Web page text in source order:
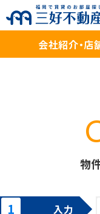
会社紹介・店
物
入力